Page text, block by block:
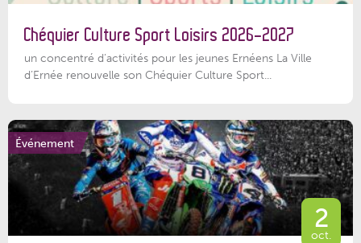
Chéquier Culture Sport Loisirs 2026-2027
un concentré d’activités pour les jeunes Ernéens La Ville
d’Ernée renouvelle son Chéquier Culture Sport...
Événement
2
oct.